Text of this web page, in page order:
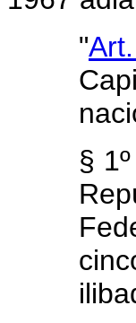
"
§